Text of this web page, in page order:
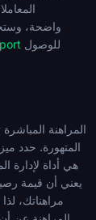
المراهنة
المتهورة. حدد
مراهناتك،